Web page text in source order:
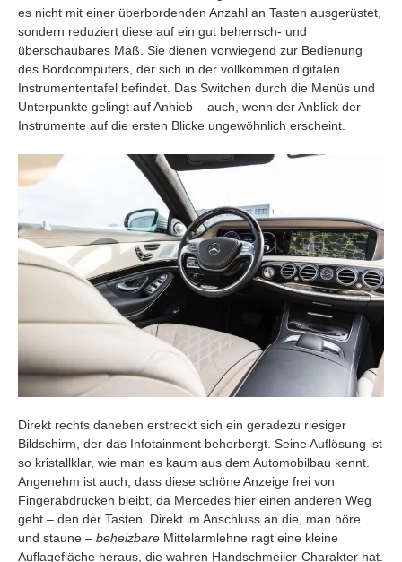
es nicht mit einer überbordenden Anzahl an Tasten ausgerüstet,
sondern reduziert diese auf ein gut beherrsch- und
überschaubares Maß. Sie dienen vorwiegend zur Bedienung
des Bordcomputers, der sich in der vollkommen digitalen
Instrumententafel befindet. Das Switchen durch die Menüs und
Unterpunkte gelingt auf Anhieb – auch, wenn der Anblick der
Instrumente auf die ersten Blicke ungewöhnlich erscheint.
Direkt rechts daneben erstreckt sich ein geradezu riesiger
Bildschirm, der das Infotainment beherbergt. Seine Auflösung ist
so kristallklar, wie man es kaum aus dem Automobilbau kennt.
Angenehm ist auch, dass diese schöne Anzeige frei von
Fingerabdrücken bleibt, da Mercedes hier einen anderen Weg
geht – den der Tasten. Direkt im Anschluss an die, man höre
und staune – beheizbare Mittelarmlehne ragt eine kleine
Auflagefläche heraus, die wahren Handschmeiler-Charakter hat.